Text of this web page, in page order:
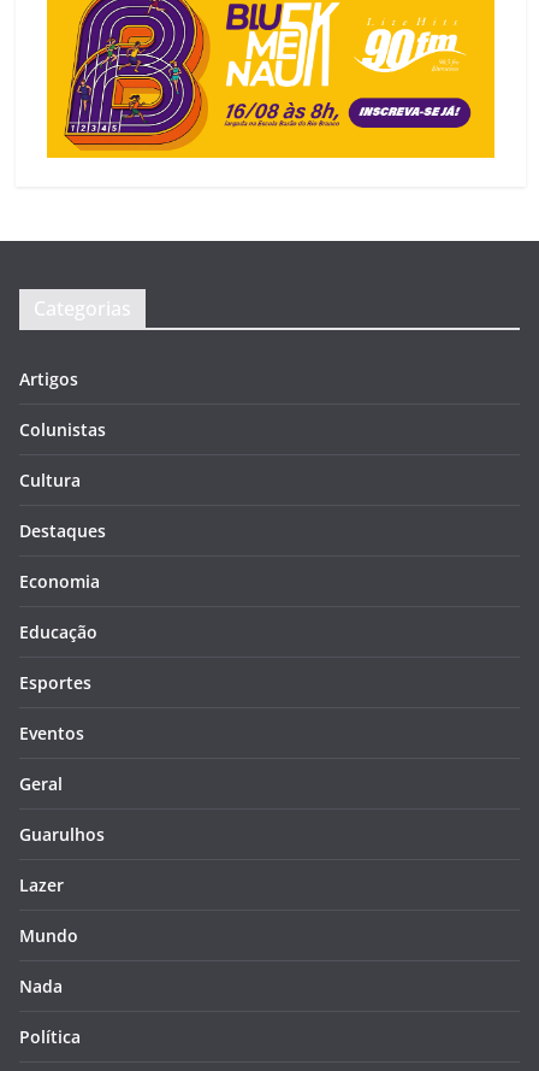
Categorias
Artigos
Colunistas
Cultura
Destaques
Economia
Educação
Esportes
Eventos
Geral
Guarulhos
Lazer
Mundo
Nada
Política